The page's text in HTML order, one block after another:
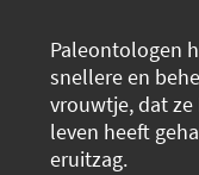
Paleontologen
snellere en
vrouwtje, dat
leven heeft
eruitzag.